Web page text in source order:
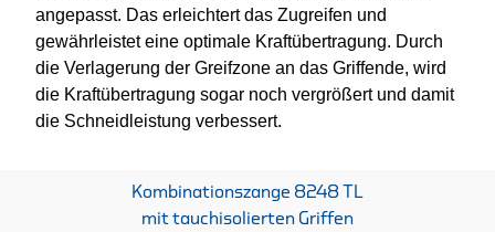
angepasst. Das erleichtert das Zugreifen und
gewährleistet eine optimale Kraftübertragung. Durch
die Verlagerung der Greifzone an das Griffende, wird
die Kraftübertragung sogar noch vergrößert und damit
die Schneidleistung verbessert.
Kombinationszange 8248 TL
mit tauchisolierten Griffen